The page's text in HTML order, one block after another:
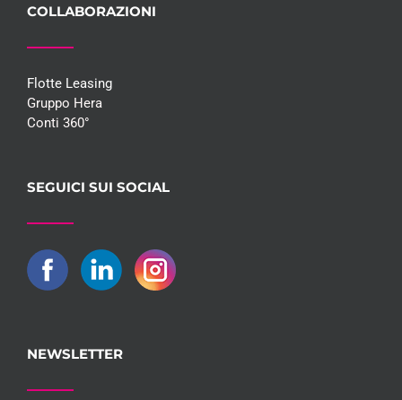
COLLABORAZIONI
Flotte Leasing
Gruppo Hera
Conti 360°
SEGUICI SUI SOCIAL
NEWSLETTER